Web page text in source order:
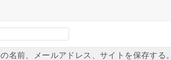
名前、メールアドレス、サイトを保存する。